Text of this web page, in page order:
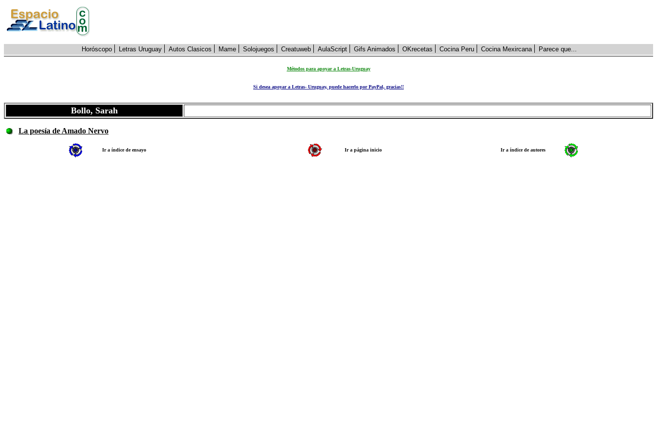
Horóscopo Letras Uruguay Autos Clasicos Mame Solojuegos Creatuweb AulaScript Gifs Animados OKrecetas Cocina Peru Cocina Mexircana Parece que...
Métodos para apoyar a Letras-Uruguay
Si desea apoyar a Letras- Uruguay, puede hacerlo por PayPal, gracias!!
Bollo, Sarah
La poesía de Amado Nervo
Ir a índice de ensayo Ir a página inicio Ir a índice de autores